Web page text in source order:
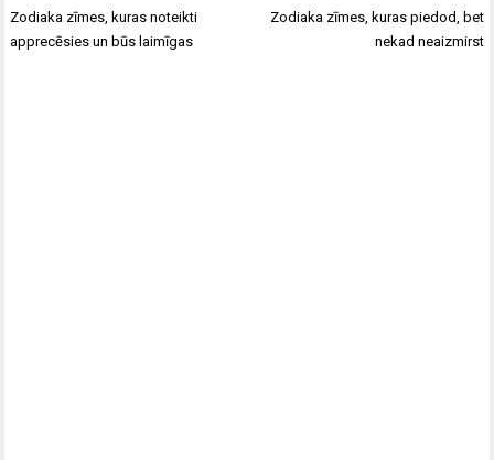
Ziņu
izvēlne
Zodiaka zīmes, kuras noteikti
apprecēsies un būs laimīgas
Zodiaka zīmes, kuras piedod, bet
nekad neaizmirst